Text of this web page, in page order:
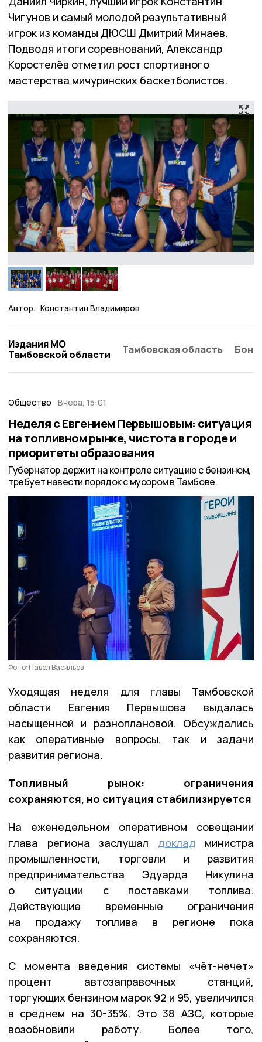
Чигунов и самый молодой результативный
игрок из команды ДЮСШ Дмитрий Минаев.
Подводя итоги соревнований, Александр
Коростелёв отметил рост спортивного
мастерства мичуринских баскетболистов.
Автор: Константин Владимиров
Издания МО
Тамбовской области
Тамбовская область
Общество Вчера, 15:01
Неделя с Евгением Первышовым: ситуация
на топливном рынке, чистота в городе и
приоритеты образования
Губернатор держит на контроле ситуацию с бензином,
требует навести порядок с мусором в Тамбове.
Фото: Павел Васильев
Уходящая неделя для главы Тамбовской
области Евгения Первышова выдалась
насыщенной и разноплановой. Обсуждались
как оперативные вопросы, так и задачи
развития региона.
Топливный рынок: ограничения
сохраняются, но ситуация стабилизируется
На еженедельном оперативном совещании
глава региона заслушал доклад министра
промышленности, торговли и развития
предпринимательства Эдуарда Никулина
о ситуации с поставками топлива.
Действующие временные ограничения
на продажу топлива в регионе пока
сохраняются.
С момента введения системы «чёт-нечет»
процент автозаправочных станций,
торгующих бензином марок 92 и 95, увеличился
в среднем на 30-35%. Это 38 АЗС, которые
возобновили работу. Более того,